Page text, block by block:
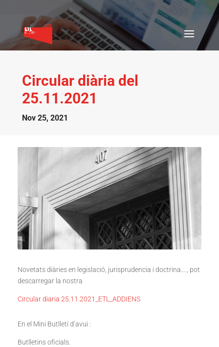
Circular diària del
25.11.2021
Nov 25, 2021
Novetats diàries en legislació, jurisprudencia i doctrina…., pot
descarregar la nostra
Circular diaria 25.11.2021_ETL_ADDIENS
En el Mini Butlletí d’avui :
Butlletins oficials.